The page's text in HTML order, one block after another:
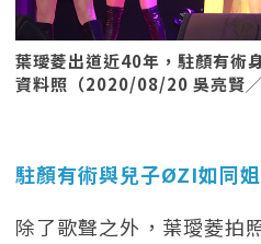
葉璦菱出道近40年，駐顏有術
資料照（2020/08/20 吳亮賢╱
駐顏有術與兒子ØZI如同
除了歌聲之外，葉璦菱拍